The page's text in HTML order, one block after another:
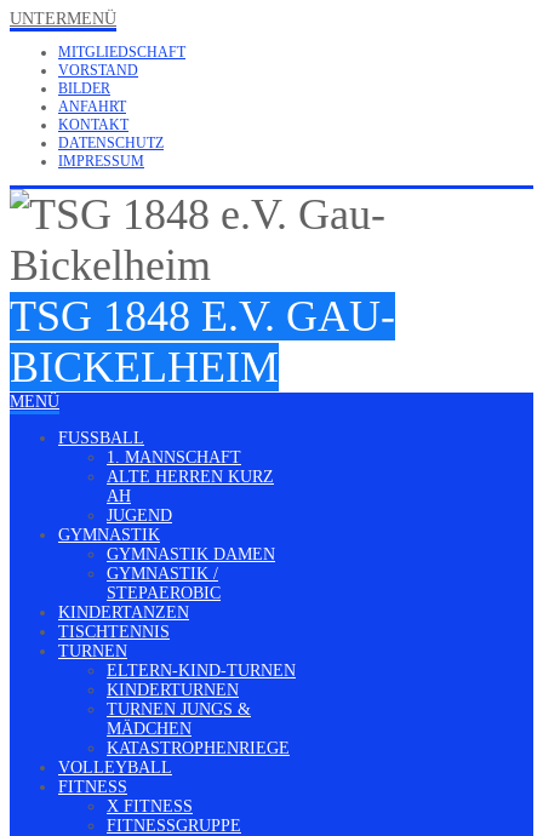
UNTERMENÜ
MITGLIEDSCHAFT
VORSTAND
BILDER
ANFAHRT
KONTAKT
DATENSCHUTZ
IMPRESSUM
TSG 1848 E.V. GAU-
BICKELHEIM
MENÜ
FUSSBALL
1. MANNSCHAFT
ALTE HERREN KURZ
AH
JUGEND
GYMNASTIK
GYMNASTIK DAMEN
GYMNASTIK /
STEPAEROBIC
KINDERTANZEN
TISCHTENNIS
TURNEN
ELTERN-KIND-TURNEN
KINDERTURNEN
TURNEN JUNGS &
MÄDCHEN
KATASTROPHENRIEGE
VOLLEYBALL
FITNESS
X FITNESS
FITNESSGRUPPE